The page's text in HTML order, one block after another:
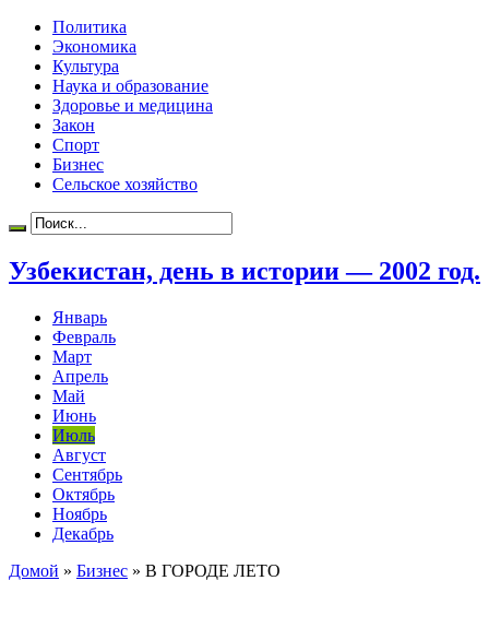
Политика
Экономика
Культура
Наука и образование
Здоровье и медицина
Закон
Спорт
Бизнес
Сельское хозяйство
Узбекистан, день в истории — 2002 год.
Январь
Февраль
Март
Апрель
Май
Июнь
Июль
Август
Сентябрь
Октябрь
Ноябрь
Декабрь
Домой » Бизнес » В ГОРОДЕ ЛЕТО